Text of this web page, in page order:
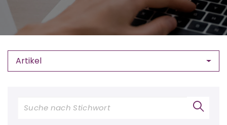
Artikel